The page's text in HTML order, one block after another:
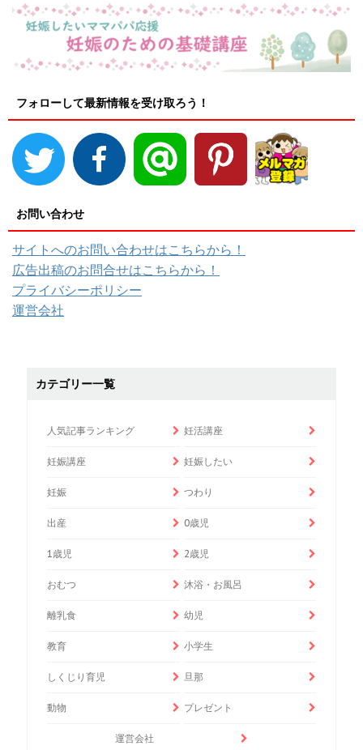
フォローして最新情報を受け取ろう！
お問い合わせ
サイトへのお問い合わせはこちらから！
広告出稿のお問合せはこちらから！
プライバシーポリシー
運営会社
カテゴリー一覧
人気記事ランキング 妊活講座
妊娠講座 妊娠したい
妊娠 つわり
出産 0歳児
1歳児 2歳児
おむつ 沐浴・お風呂
離乳食 幼児
教育 小学生
しくじり育児 旦那
動物 プレゼント
運営会社